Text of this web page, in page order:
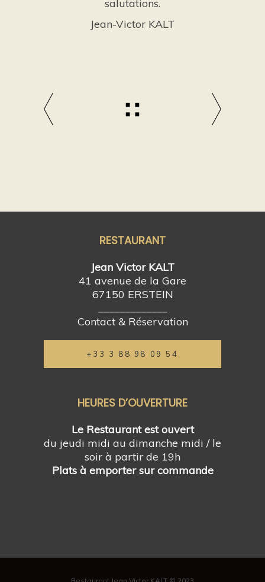
salutations.
Jean-Victor KALT
RESTAURANT
Jean Victor KALT
41 avenue de la Gare
67150 ERSTEIN
Contact & Réservation
+33 3 88 98 09 54
HEURES D’OUVERTURE
Le Restaurant est ouvert
du jeudi midi au dimanche midi / le
soir à partir de 19h
Plats à emporter sur commande